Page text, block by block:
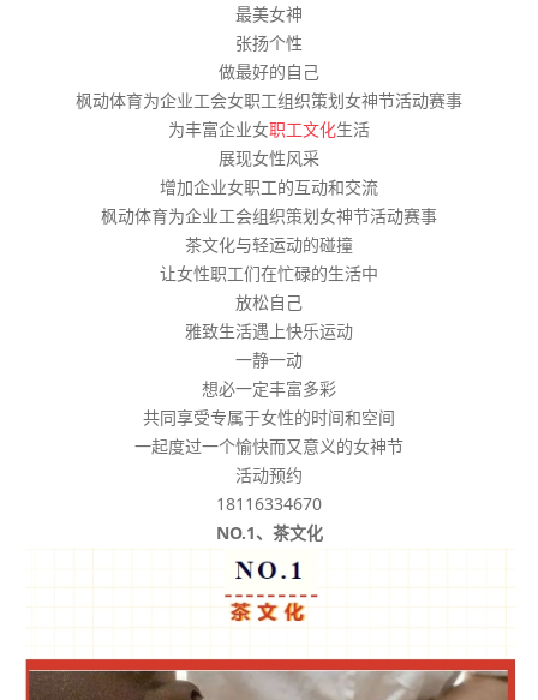
最美女神
张扬个性
做最好的自己
枫动体育为企业工会女职工组织策划女神节活动赛事
为丰富企业女职工文化生活
展现女性风采
增加企业女职工的互动和交流
枫动体育为企业工会组织策划女神节活动赛事
茶文化与轻运动的碰撞
让女性职工们在忙碌的生活中
放松自己
雅致生活遇上快乐运动
一静一动
想必一定丰富多彩
共同享受专属于女性的时间和空间
一起度过一个愉快而又意义的女神节
活动预约
18116334670
NO.1、茶文化